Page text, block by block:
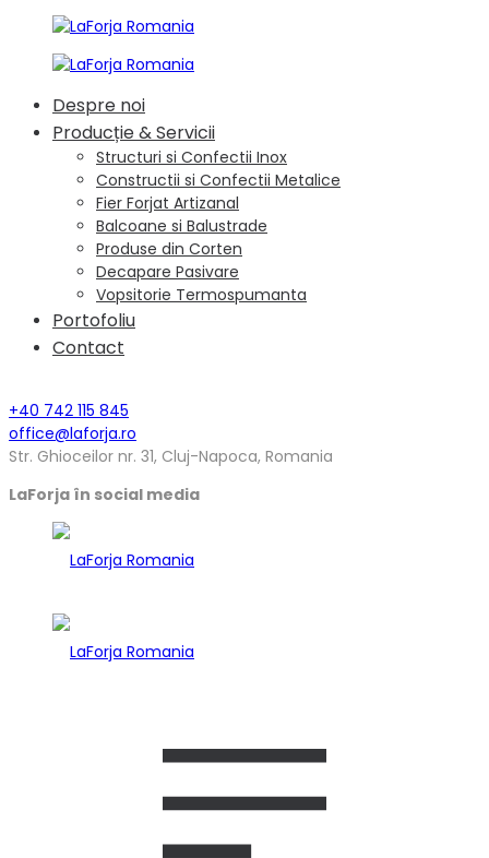
Despre noi
Producție & Servicii
Structuri si Confectii Inox
Constructii si Confectii Metalice
Fier Forjat Artizanal
Balcoane si Balustrade
Produse din Corten
Decapare Pasivare
Vopsitorie Termospumanta
Portofoliu
Contact
+40 742 115 845
office@laforja.ro
Str. Ghioceilor nr. 31, Cluj-Napoca, Romania
LaForja în social media